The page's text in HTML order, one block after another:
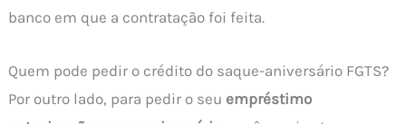
banco em que a contratação foi feita.
Quem pode pedir o crédito do saque-aniversário FGTS?
Por outro lado, para pedir o seu empréstimo